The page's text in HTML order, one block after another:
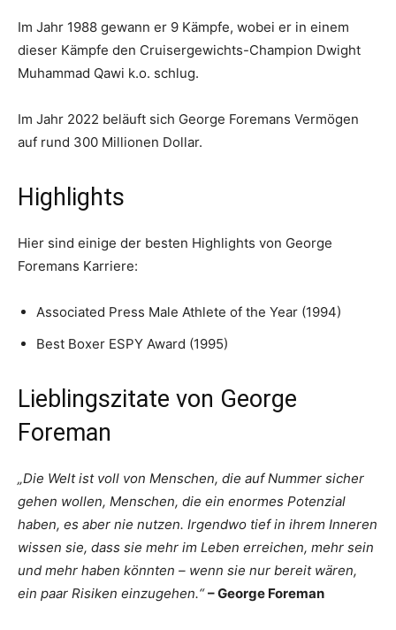
Im Jahr 1988 gewann er 9 Kämpfe, wobei er in einem
dieser Kämpfe den Cruisergewichts-Champion Dwight
Muhammad Qawi k.o. schlug.
Im Jahr 2022 beläuft sich George Foremans Vermögen
auf rund 300 Millionen Dollar.
Highlights
Hier sind einige der besten Highlights von George
Foremans Karriere:
Associated Press Male Athlete of the Year (1994)
Best Boxer ESPY Award (1995)
Lieblingszitate von George
Foreman
„Die Welt ist voll von Menschen, die auf Nummer sicher
gehen wollen, Menschen, die ein enormes Potenzial
haben, es aber nie nutzen. Irgendwo tief in ihrem Inneren
wissen sie, dass sie mehr im Leben erreichen, mehr sein
und mehr haben könnten – wenn sie nur bereit wären,
ein paar Risiken einzugehen.“– George Foreman